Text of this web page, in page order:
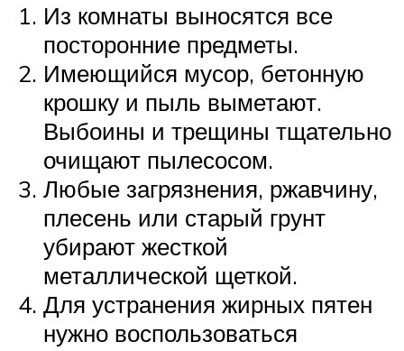
Из комнаты выносятся все
посторонние предметы.
Имеющийся мусор, бетонную
крошку и пыль выметают.
Выбоины и трещины тщательно
очищают пылесосом.
Любые загрязнения, ржавчину,
плесень или старый грунт
убирают жесткой
металлической щеткой.
Для устранения жирных пятен
нужно воспользоваться